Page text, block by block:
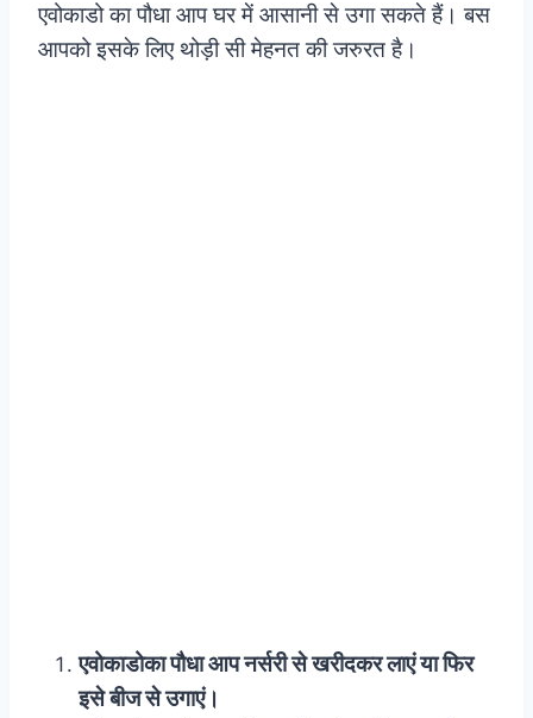
एवोकाडो का पौधा आप घर में आसानी से उगा सकते हैं। बस
आपको इसके लिए थोड़ी सी मेहनत की जरुरत है।
एवोकाडोका पौधा आप नर्सरी से खरीदकर लाएं या फिर
इसे बीज से उगाएं।